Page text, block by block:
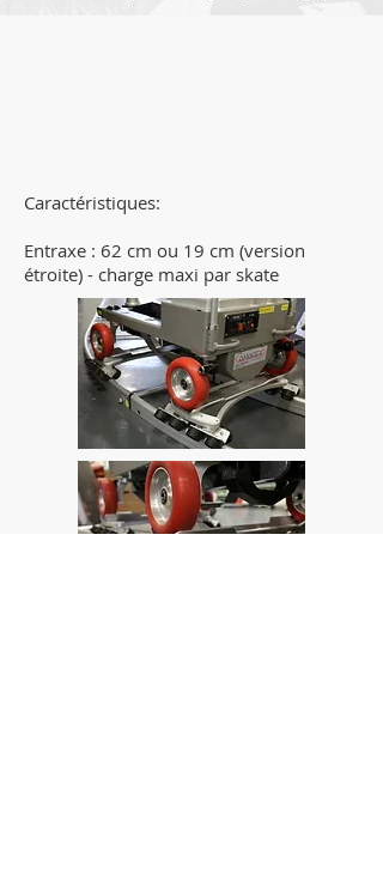
Caractéristiques:
Entraxe : 62 cm ou 19 cm (version
étroite) - charge maxi par skate